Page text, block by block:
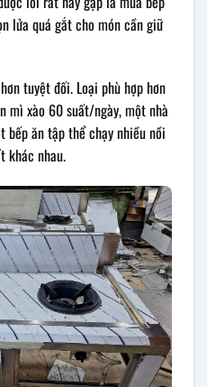
lửa quá gắt cho món cần giữ
tuyệt đối. Loại phù hợp hơn
mì xào 60 suất/ngày, một nhà
bếp ăn tập thể chạy nhiều nồi
khác nhau.